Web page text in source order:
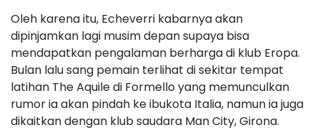
Oleh karena itu, Echeverri kabarnya akan
dipinjamkan lagi musim depan supaya bisa
mendapatkan pengalaman berharga di klub Eropa.
Bulan lalu sang pemain terlihat di sekitar tempat
latihan The Aquile di Formello yang memunculkan
rumor ia akan pindah ke ibukota Italia, namun ia juga
dikaitkan dengan klub saudara Man City, Girona.